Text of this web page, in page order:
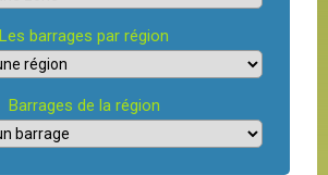
Les barrages par région
Barrages de la région